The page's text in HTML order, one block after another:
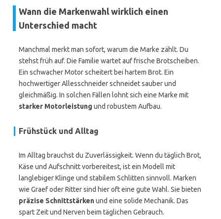
Wann die Markenwahl wirklich einen
Unterschied macht
Manchmal merkt man sofort, warum die Marke zählt. Du
stehst früh auf. Die Familie wartet auf frische Brotscheiben.
Ein schwacher Motor scheitert bei hartem Brot. Ein
hochwertiger Allesschneider schneidet sauber und
gleichmäßig. In solchen Fällen lohnt sich eine Marke mit
starker Motorleistung und robustem Aufbau.
Frühstück und Alltag
Im Alltag brauchst du Zuverlässigkeit. Wenn du täglich Brot,
Käse und Aufschnitt vorbereitest, ist ein Modell mit
langlebiger Klinge und stabilem Schlitten sinnvoll. Marken
wie Graef oder Ritter sind hier oft eine gute Wahl. Sie bieten
präzise Schnittstärkenund eine solide Mechanik. Das
spart Zeit und Nerven beim täglichen Gebrauch.